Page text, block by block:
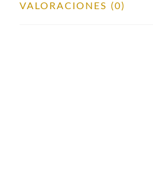
VALORACIONES (0)